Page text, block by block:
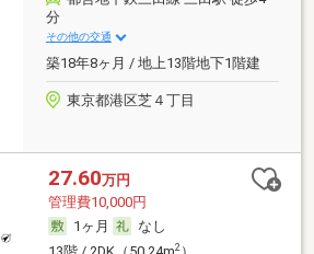
分
その他の交通
築18年8ヶ月 / 地上13階地下1階建
東京都港区芝４丁目
27.60万円
管理費10,000円
1ヶ月
なし
2